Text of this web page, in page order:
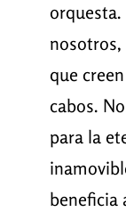
que
cabos.
para la
beneficia